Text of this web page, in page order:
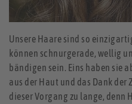
Unsere Haare sind so
können schnurgerade, wellig
bändigen sein. Eins haben sie
aus der Haut und das Dank
dieser Vorgang zu lange, denn